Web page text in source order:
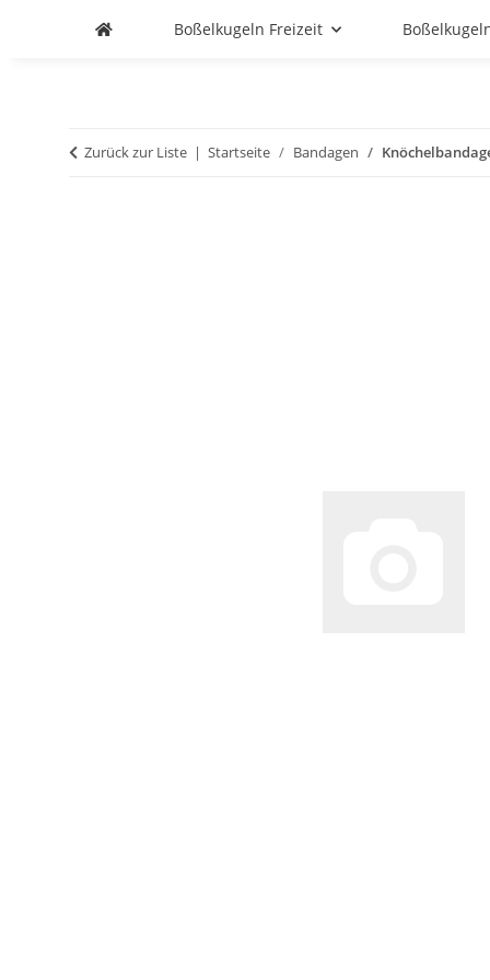
Boßelkugeln Freizeit
Zurück zur Liste Startseite Bandagen